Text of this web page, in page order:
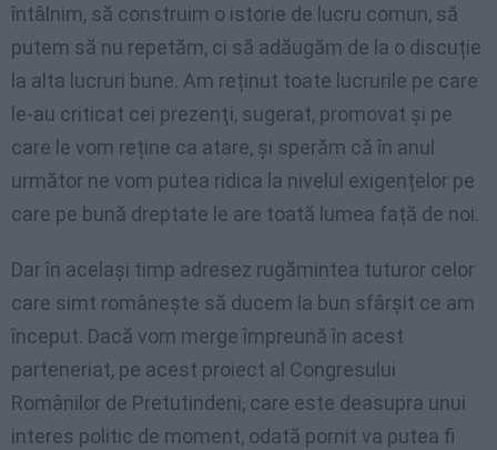
întâlnim, să construim o istorie de lucru comun, să
putem să nu repetăm, ci să adăugăm de la o discuție
la alta lucruri bune. Am reținut toate lucrurile pe care
le-au criticat cei prezenţi, sugerat, promovat și pe
care le vom reține ca atare, și sperăm că în anul
următor ne vom putea ridica la nivelul exigențelor pe
care pe bună dreptate le are toată lumea față de noi.
Dar în același timp adresez rugămintea tuturor celor
care simt româneşte să ducem la bun sfârșit ce am
început. Dacă vom merge împreună în acest
parteneriat, pe acest proiect al Congresului
Românilor de Pretutindeni, care este deasupra unui
interes politic de moment, odată pornit va putea fi